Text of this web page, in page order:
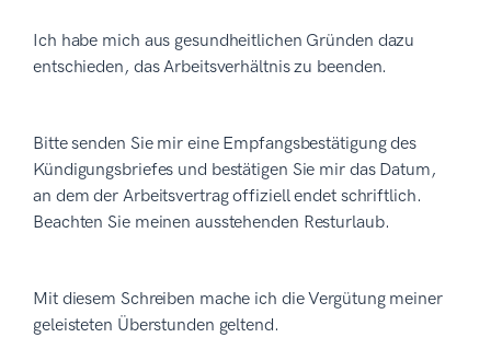
Ich habe mich aus gesundheitlichen Gründen dazu
entschieden, das Arbeitsverhältnis zu beenden.
Bitte senden Sie mir eine Empfangsbestätigung des
Kündigungsbriefes und bestätigen Sie mir das Datum,
an dem der Arbeitsvertrag offiziell endet schriftlich.
Beachten Sie meinen ausstehenden Resturlaub.
Mit diesem Schreiben mache ich die Vergütung meiner
geleisteten Überstunden geltend.